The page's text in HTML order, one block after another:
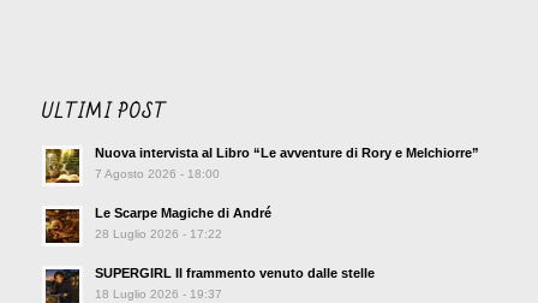
ULTIMI POST
Nuova intervista al Libro “Le avventure di Rory e Melchiorre”
7 Agosto 2026 - 18:00
Le Scarpe Magiche di André
28 Luglio 2026 - 17:22
SUPERGIRL Il frammento venuto dalle stelle
18 Luglio 2026 - 19:37